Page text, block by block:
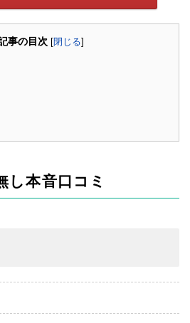
事の目次 [閉じる]
し本音口コミ